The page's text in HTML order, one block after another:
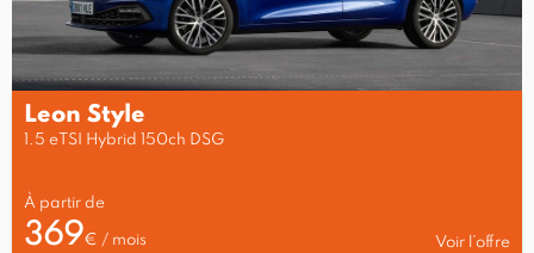
Leon Style
1.5 eTSI Hybrid 150ch DSG
À partir de
369€ / mois Voir l’offre